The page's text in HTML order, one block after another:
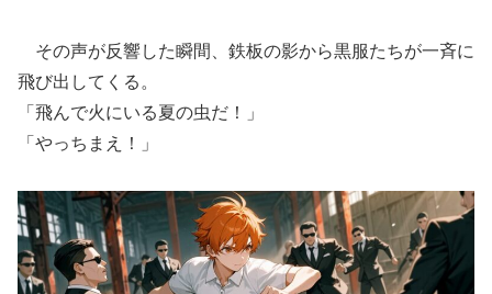
その声が反響した瞬間、鉄板の影から黒服たちが一斉に
飛び出してくる。
「飛んで火にいる夏の虫だ！」
「やっちまえ！」